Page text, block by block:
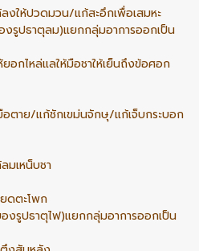
งให้ปวดมวน/แก้สะอึกเพื่อเสมหะ
งรูปธาตุลม)แยกกลุ่มอาการออกเป็น
อกไหล่แลให้มือชาให้เย็นถึงข้อศอก
ตาย/แก้ชักเขม่นจักษุ/แก้เจ็บกระบอก
มเหน็บชา
ดตะโพก
งรูปธาตุไฟ)แยกกลุ่มอาการออกเป็น